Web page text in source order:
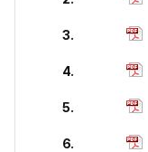
3.
4.
5.
6.